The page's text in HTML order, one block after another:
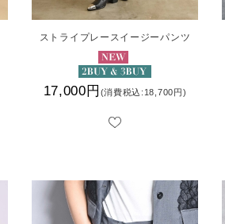
ストライプレースイージーパンツ
17,000円 (消費税込:18,700円)